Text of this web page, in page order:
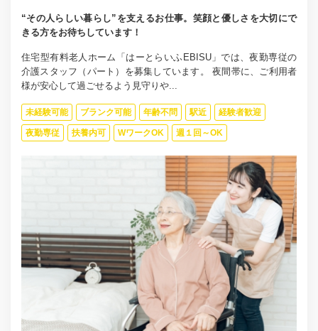
“その人らしい暮らし”を支えるお仕事。笑顔と優しさを大切にで
きる方をお待ちしています！
住宅型有料老人ホーム「はーとらいふEBISU」では、夜勤専従の
介護スタッフ（パート）を募集しています。 夜間帯に、ご利用者
様が安心して過ごせるよう見守りや...
未経験可能 ブランク可能 年齢不問 駅近 経験者歓迎
夜勤専従 扶養内可 WワークOK 週１回～OK